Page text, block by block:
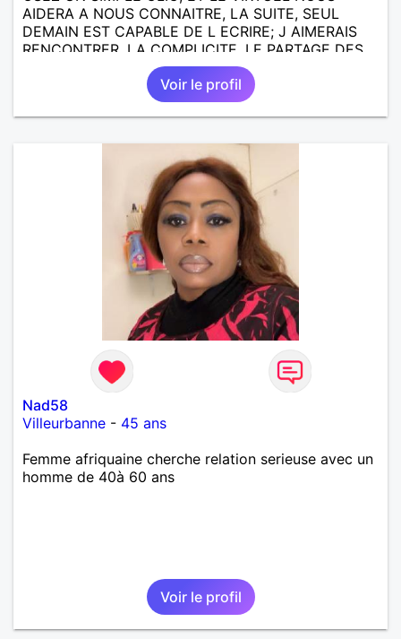
AIDERA A NOUS CONNAITRE, LA SUITE, SEUL
DEMAIN EST CAPABLE DE L ECRIRE; J AIMERAIS
RENCONTRER, LA COMPLICITE, LE PARTAGE DES
BELLES CHOSES DE LA VIE : BALADES, VOYAGES
EN FRANCE OU AILLEURS. ETRE A L ECOUTE DE L
AUTRE, ET LA VIE SERA PLUS BELLE
ENCORE.....................
Voir le profil
Nad58
Villeurbanne - 45 ans
Femme afriquaine cherche relation serieuse avec un
homme de 40à 60 ans
Voir le profil